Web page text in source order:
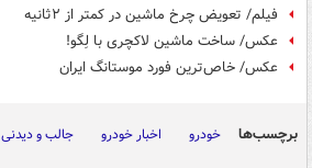
فیلم/ تعویض چرخ ماشین در کمتر از ۲ثانیه
عکس/ ساخت ماشین لاکچری با لِگو!
عکس/ خاص‌ترین فورد موستانگ ایران
برچسب‌ها خودرو اخبار خودرو جالب و دیدنی